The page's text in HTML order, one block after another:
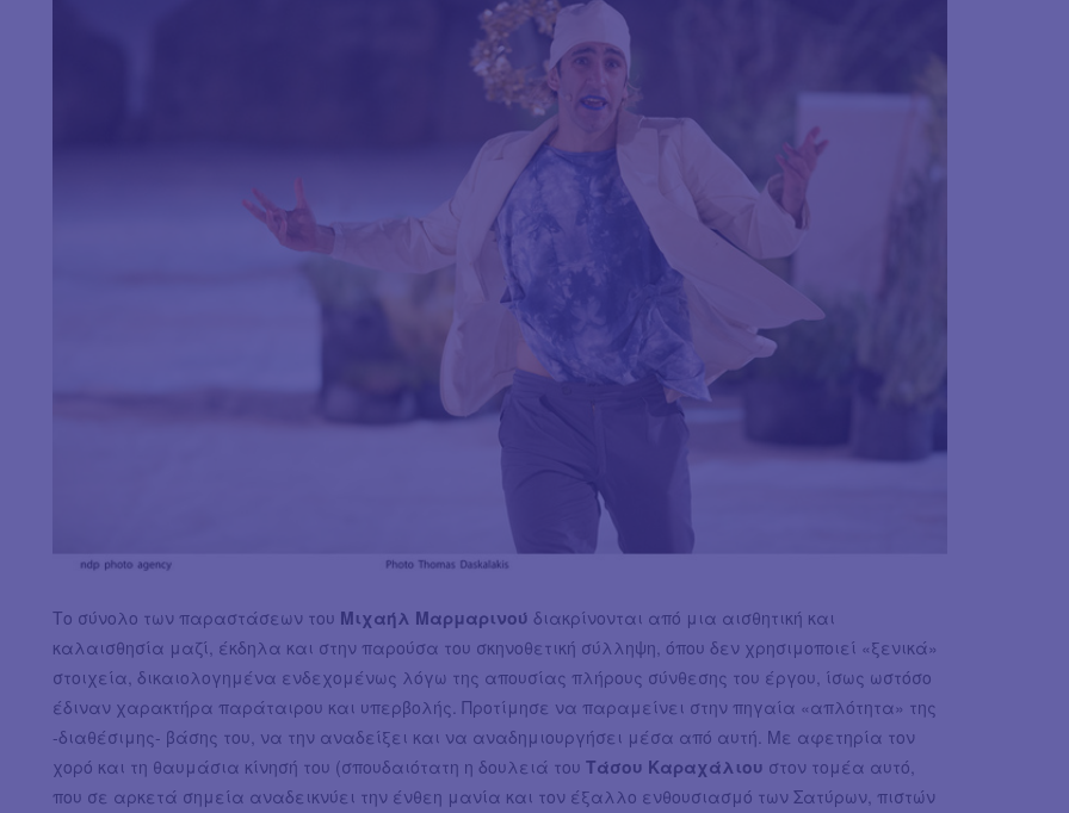
Το σύνολο των παραστάσεων του Μιχαήλ Μαρμαρινού διακρίνονται από μια αισθητική και
καλαισθησία μαζί, έκδηλα και στην παρούσα του σκηνοθετική σύλληψη, όπου δεν χρησιμοποιεί «ξενικά»
στοιχεία, δικαιολογημένα ενδεχομένως λόγω της απουσίας πλήρους σύνθεσης του έργου, ίσως ωστόσο
έδιναν χαρακτήρα παράταιρου και υπερβολής. Προτίμησε να παραμείνει στην πηγαία «απλότητα» της
-διαθέσιμης- βάσης του, να την αναδείξει και να αναδημιουργήσει μέσα από αυτή. Με αφετηρία τον
χορό και τη θαυμάσια κίνησή του (σπουδαιότατη η δουλειά του Τάσου Καραχάλιου στον τομέα αυτό,
που σε αρκετά σημεία αναδεικνύει την ένθεη μανία και τον έξαλλο ενθουσιασμό των Σατύρων, πιστών